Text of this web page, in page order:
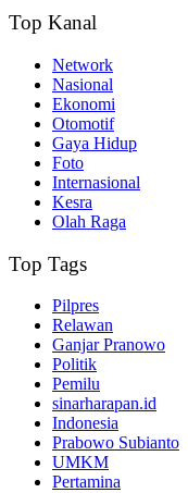
Top Kanal
Network
Nasional
Ekonomi
Otomotif
Gaya Hidup
Foto
Internasional
Kesra
Olah Raga
Top Tags
Pilpres
Relawan
Ganjar Pranowo
Politik
Pemilu
sinarharapan.id
Indonesia
Prabowo Subianto
UMKM
Pertamina